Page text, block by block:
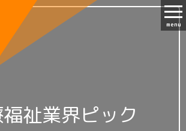
祉業界ピック
menu